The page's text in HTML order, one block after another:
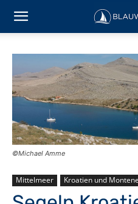
©Michael Amme
Mittelmeer Kroatien und